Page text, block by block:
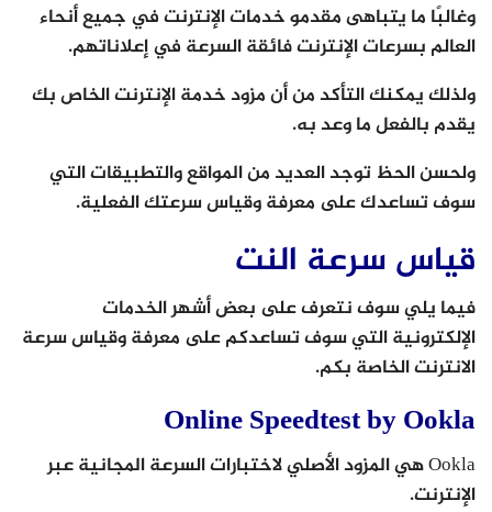
وغالبًا ما يتباهى مقدمو خدمات الإنترنت في جميع أنحاء
العالم بسرعات الإنترنت فائقة السرعة في إعلاناتهم.
ولذلك يمكنك التأكد من أن مزود خدمة الإنترنت الخاص بك
يقدم بالفعل ما وعد به.
ولحسن الحظ توجد العديد من المواقع والتطبيقات التي
سوف تساعدك على معرفة وقياس سرعتك الفعلية.
قياس سرعة النت
فيما يلي سوف نتعرف على بعض أشهر الخدمات
الإلكترونية التي سوف تساعدكم على معرفة وقياس سرعة
الانترنت الخاصة بكم.
Online Speedtest by Ookla
Ookla هي المزود الأصلي لاختبارات السرعة المجانية عبر
الإنترنت.